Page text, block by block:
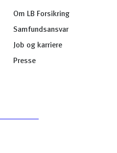
Om LB Forsikring
Samfundsansvar
Job og karriere
Presse